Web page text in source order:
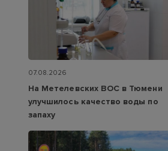
07.08.2026
На Метелевских ВОС в Тюмени
улучшилось качество воды по
запаху